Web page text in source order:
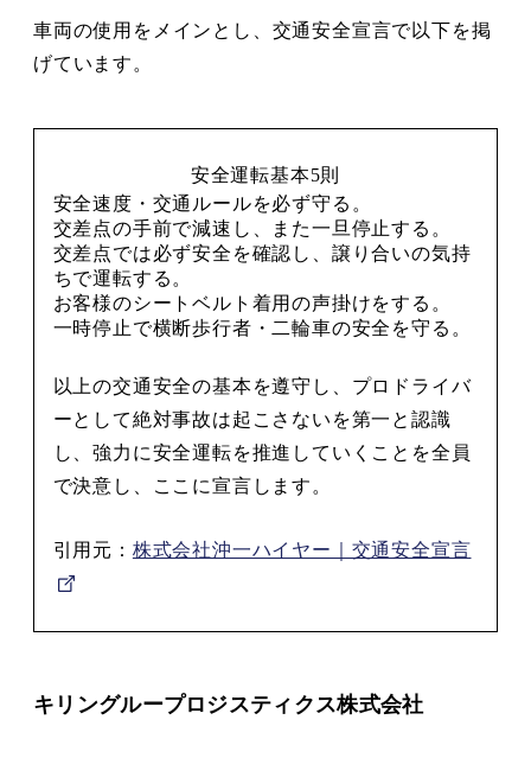
車両の使用をメインとし、交通安全宣言で以下を掲
げています。
安全運転基本5則
安全速度・交通ルールを必ず守る。
交差点の手前で減速し、また一旦停止する。
交差点では必ず安全を確認し、譲り合いの気持
ちで運転する。
お客様のシートベルト着用の声掛けをする。
一時停止で横断歩行者・二輪車の安全を守る。
以上の交通安全の基本を遵守し、プロドライバ
ーとして絶対事故は起こさないを第一と認識
し、強力に安全運転を推進していくことを全員
で決意し、ここに宣言します。
引用元： 株式会社沖一ハイヤー｜交通安全宣言
キリングループロジスティクス株式会社